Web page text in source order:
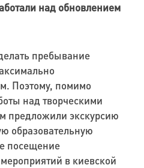
над обновлением
пребывание
Поэтому, помимо
над творческими
предложили экскурсию
образовательную
посещение
в киевской